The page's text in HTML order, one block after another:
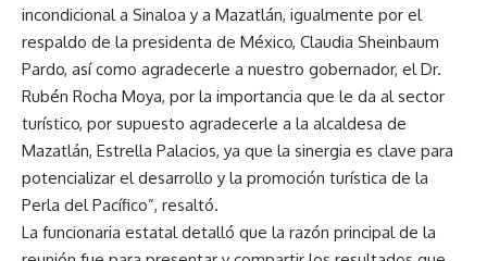
incondicional a Sinaloa y a Mazatlán, igualmente por el
respaldo de la presidenta de México, Claudia Sheinbaum
Pardo, así como agradecerle a nuestro gobernador, el Dr.
Rubén Rocha Moya, por la importancia que le da al sector
turístico, por supuesto agradecerle a la alcaldesa de
Mazatlán, Estrella Palacios, ya que la sinergia es clave para
potencializar el desarrollo y la promoción turística de la
Perla del Pacífico”, resaltó.
La funcionaria estatal detalló que la razón principal de la